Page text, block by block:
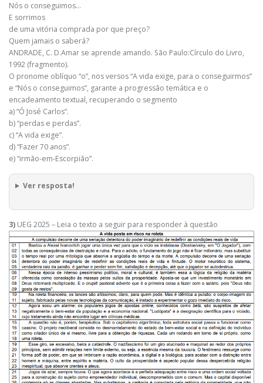
Nós o conseguimos…
E sorrimos
de uma vitória comprada por que preço?
Quem jamais o saberá?
ANDRADE, C. D.Amar se aprende amando. São Paulo:Círculo do Livro,
1992 (fragmento).
O pronome oblíquo “o”, nos versos “A vida exige, para o conseguirmos”
e “Nós o conseguimos”, garante a progressão temática e o
encadeamento textual, recuperando o segmento
a) “Ó José Carlos”.
b) “perdas e perdas”.
c) “A vida exige”.
d) “Fazer 70 anos”.
e) “irmão-em-Escorpião”.
Ver resposta!
3) UEG 2025 – Leia o texto a seguir para responder à questão